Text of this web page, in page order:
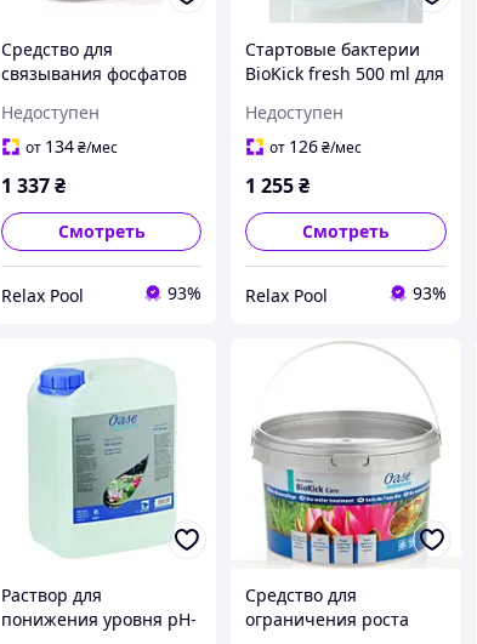
Средство для
связывания фосфатов
для 10м³ - 51284\51465
Недоступен
от 134₴/мес
1 337₴
Смотреть
Relax Pool 93%
Стартовые бактерии
BioKick fresh 500 ml для
Недоступен
от 126₴/мес
1 255₴
Смотреть
Relax Pool 93%
Раствор для
понижения уровня рН-
Средство для
ограничения роста